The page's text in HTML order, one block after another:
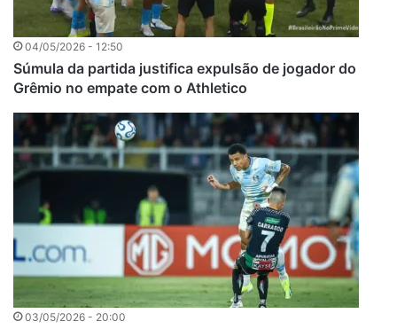
04/05/2026 - 12:50
Súmula da partida justifica expulsão de jogador do
Grêmio no empate com o Athletico
03/05/2026 - 20:00